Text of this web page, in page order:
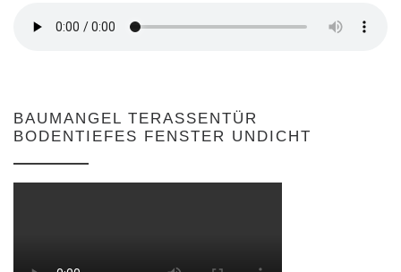
BAUMANGEL TERASSENTÜR
BODENTIEFES FENSTER UNDICHT